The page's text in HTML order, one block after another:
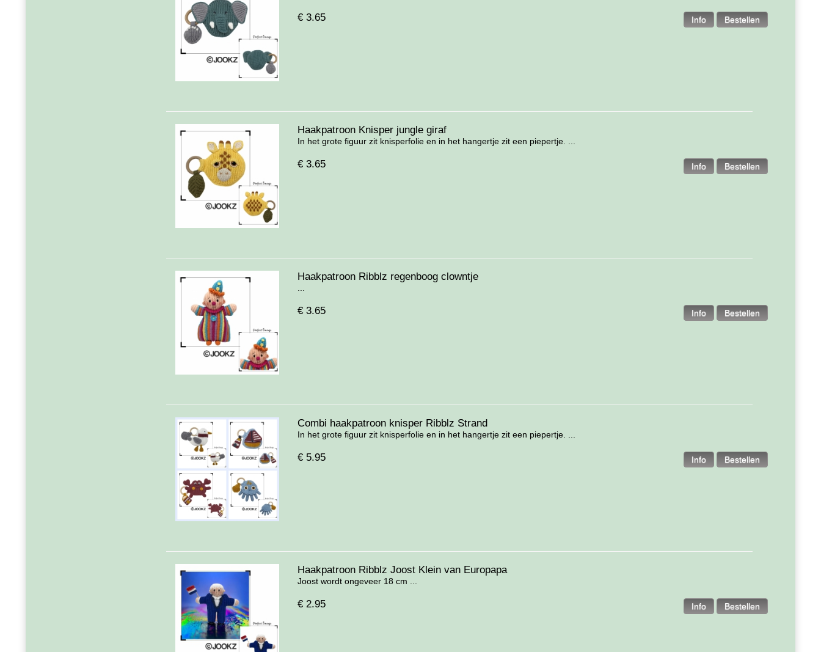
€ 3.65
Haakpatroon Knisper jungle giraf
In het grote figuur zit knisperfolie en in het hangertje zit een piepertje. ...
€ 3.65
Haakpatroon Ribblz regenboog clowntje
€ 3.65
Combi haakpatroon knisper Ribblz Strand
In het grote figuur zit knisperfolie en in het hangertje zit een piepertje. ...
€ 5.95
Haakpatroon Ribblz Joost Klein van Europapa
Joost wordt ongeveer 18 cm ...
€ 2.95